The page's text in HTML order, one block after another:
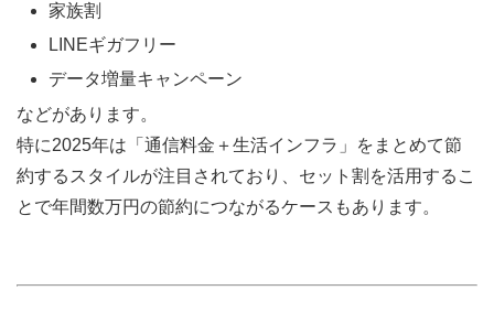
家族割
LINEギガフリー
データ増量キャンペーン
などがあります。
特に2025年は「通信料金＋生活インフラ」をまとめて節
約するスタイルが注目されており、セット割を活用するこ
とで年間数万円の節約につながるケースもあります。